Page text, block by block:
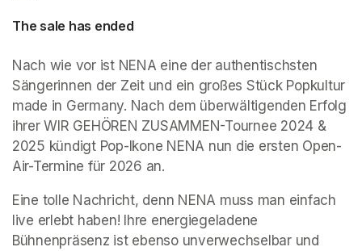
The sale has ended
Nach wie vor ist NENA eine der authentischsten
Sängerinnen der Zeit und ein großes Stück Popkultur
made in Germany. Nach dem überwältigenden Erfolg
ihrer WIR GEHÖREN ZUSAMMEN-Tournee 2024 &
2025 kündigt Pop-Ikone NENA nun die ersten Open-
Air-Termine für 2026 an.
Eine tolle Nachricht, denn NENA muss man einfach
live erlebt haben! Ihre energiegeladene
Bühnenpräsenz ist ebenso unverwechselbar und